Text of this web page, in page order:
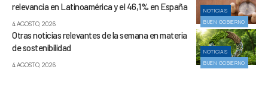
NOTICIAS
BUEN GOBIERNO
relevancia en Latinoamérica y el 46,1% en España
4 AGOSTO, 2026
NOTICIAS
BUEN GOBIERNO
Otras noticias relevantes de la semana en materia
de sostenibilidad
4 AGOSTO, 2026